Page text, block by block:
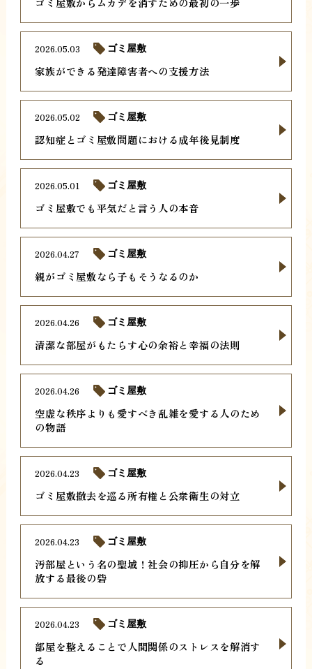
家族ができる発達障害者への支援方法
2026.05.03 ゴミ屋敷
認知症とゴミ屋敷問題における成年後見制度
2026.05.02 ゴミ屋敷
ゴミ屋敷でも平気だと言う人の本音
2026.05.01 ゴミ屋敷
親がゴミ屋敷なら子もそうなるのか
2026.04.27 ゴミ屋敷
清潔な部屋がもたらす心の余裕と幸福の法則
2026.04.26 ゴミ屋敷
空虚な秩序よりも愛すべき乱雑を愛する人のため
の物語
2026.04.26 ゴミ屋敷
ゴミ屋敷撤去を巡る所有権と公衆衛生の対立
2026.04.23 ゴミ屋敷
汚部屋という名の聖域！社会の抑圧から自分を解
放する最後の砦
2026.04.23 ゴミ屋敷
部屋を整えることで人間関係のストレスを解消す
る
2026.04.23 ゴミ屋敷